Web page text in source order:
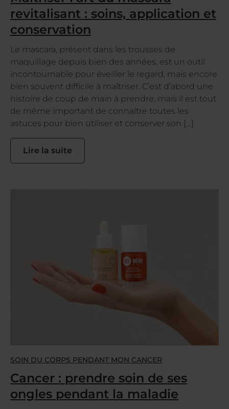
revitalisant : soins, application et
conservation
Le mascara, présent dans les trousses de
maquillage depuis bien des années, est un outil
incontournable pour éveiller le regard, mais encore
bien souvent difficile à maîtriser. C’est d’abord une
histoire de coup de main à prendre, mais il est tout
de même important de connaître toutes les
astuces pour bien utiliser et conserver son […]
Lire la suite
SOIN DU CORPS PENDANT MON CANCER
Cancer : prendre soin de ses
ongles pendant la maladie